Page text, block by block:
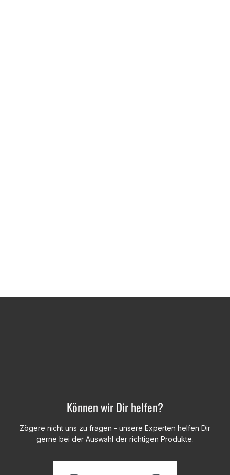
Können wir Dir helfen?
Zögere nicht uns zu fragen - unsere Experten helfen Dir
gerne bei der Auswahl der richtigen Produkte.